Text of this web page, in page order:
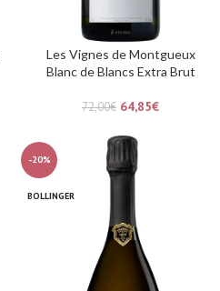
Les Vignes de Montgueux
Blanc de Blancs Extra Brut
72,00€ 64,85€
-20%
BOLLINGER